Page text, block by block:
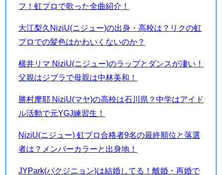
フ！虹プロで歌った全曲紹介！
大江梨久NiziU(ニジュー)の出身・高校は？リクの虹
プロでの髪色はかわいくないのか？
横井リマ NiziU(ニジュー)のラップとダンスが凄い！
父親はジブラで母親は中林美和！
勝村摩耶 NiziU(マヤ)の高校は石川県？中学はアイド
ル活動で元YGJ練習生！
NiziU(ニジュー) 虹プロ合格者9名の最終順位と落選
者は？メンバーカラーと出身地！
JYPark(パクジニョン)は結婚してる！離婚・再婚で